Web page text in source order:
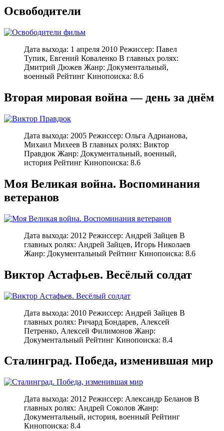
Освободители
Дата выхода: 1 апреля 2010 Режиссер: Павел
Тупик, Евгений Коваленко В главных ролях:
Дмитрий Дюжев Жанр: Документальный,
военный Рейтинг Кинопоиска: 8.6
Вторая мировая война — день за днём
Дата выхода: 2005 Режиссер: Ольга Адрианова,
Михаил Михеев В главных ролях: Виктор
Правдюк Жанр: Документальный, военный,
история Рейтинг Кинопоиска: 8.6
Моя Великая война. Воспоминания
ветеранов
Дата выхода: 2012 Режиссер: Андрей Зайцев В
главных ролях: Андрей Зайцев, Игорь Николаев
Жанр: Документальный Рейтинг Кинопоиска: 8.6
Виктор Астафьев. Весёлый солдат
Дата выхода: 2010 Режиссер: Андрей Зайцев В
главных ролях: Ричард Бондарев, Алексей
Петренко, Алексей Филимонов Жанр:
Документальный Рейтинг Кинопоиска: 8.4
Сталинград. Победа, изменившая мир
Дата выхода: 2012 Режиссер: Александр Беланов В
главных ролях: Андрей Соколов Жанр:
Документальный, история, военный Рейтинг
Кинопоиска: 8.4